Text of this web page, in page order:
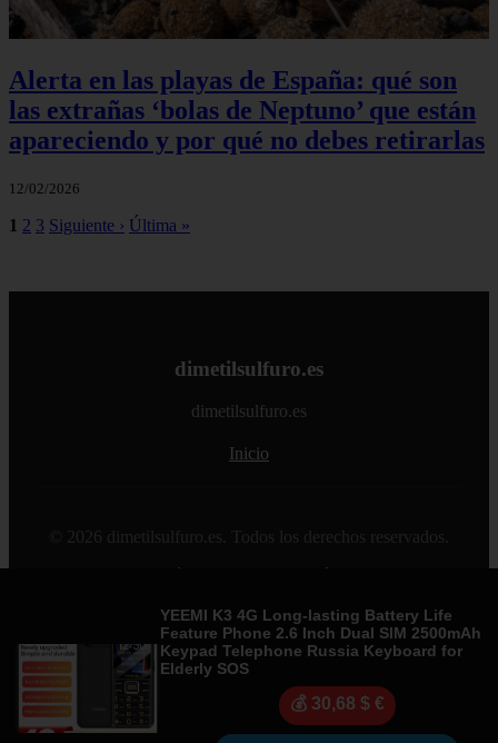
Alerta en las playas de España: qué son
las extrañas ‘bolas de Neptuno’ que están
apareciendo y por qué no debes retirarlas
12/02/2026
1 2 3 Siguiente › Última »
dimetilsulfuro.es
dimetilsulfuro.es
Inicio
© 2026 dimetilsulfuro.es. Todos los derechos reservados.
Política de Cookies Política de Privacidad
Diseño web|Libro sobre Cabañuelas
YEEMI K3 4G Long-lasting Battery Life
Feature Phone 2.6 Inch Dual SlM 2500mAh
Keypad Telephone Russia Keyboard for
Elderly SOS
💰 30,68 $ €